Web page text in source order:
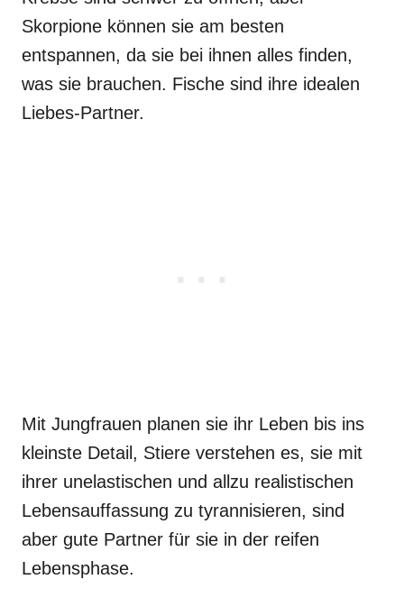
Skorpione können sie am besten
entspannen, da sie bei ihnen alles finden,
was sie brauchen. Fische sind ihre idealen
Liebes-Partner.
Mit Jungfrauen planen sie ihr Leben bis ins
kleinste Detail, Stiere verstehen es, sie mit
ihrer unelastischen und allzu realistischen
Lebensauffassung zu tyrannisieren, sind
aber gute Partner für sie in der reifen
Lebensphase.